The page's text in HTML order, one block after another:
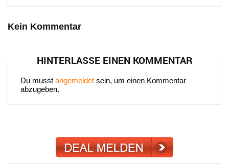
Kein Kommentar
HINTERLASSE EINEN KOMMENTAR
Du musst angemeldet sein, um einen Kommentar
abzugeben.